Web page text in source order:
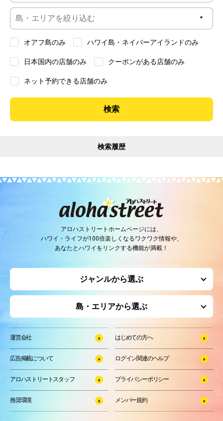
オアフ島のみ ハワイ島・ネイバーアイランドのみ
日本国内の店舗のみ クーポンがある店舗のみ
ネット予約できる店舗のみ
検索履歴
アロハストリートホームページには、
ハワイ・ライフが100倍楽しくなるワクワク情報や、
あなたとハワイをリンクする機能が満載！
ジャンルから選ぶ
島・エリアから選ぶ
運営会社 はじめての方へ
広告掲載について ログイン関連のヘルプ
アロハストリートスタッフ プライバシーポリシー
推奨環境 メンバー規約